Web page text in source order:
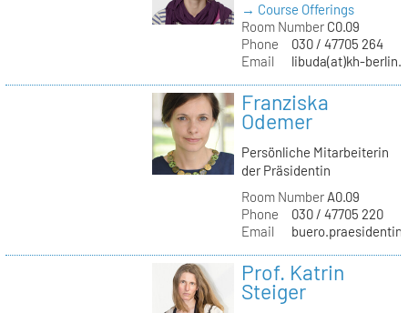
→ Course Offerings
Room NumberC0.09
Phone
030 / 47705 264
Email
libuda(at)kh-
Franziska
Odemer
Persönliche Mitarbeiterin
der Präsidentin
Room NumberA0.09
Phone
030 / 47705 220
Email
Prof. Katrin
Steiger